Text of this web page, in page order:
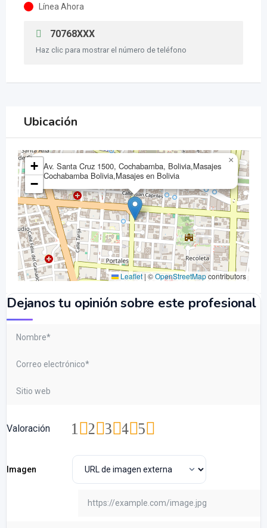
Línea Ahora
70768XXX
Haz clic para mostrar el número de teléfono
Ubicación
Av. Santa Cruz 1500, Cochabamba, Bolivia,Masajes
Cochabamba Bolivia,Masajes en Bolivia
×
+
−
Leaflet|©OpenStreetMapcontributors
Dejanos tu opinión sobre este profesional
Valoración 5
4
3
2
1
Imagen